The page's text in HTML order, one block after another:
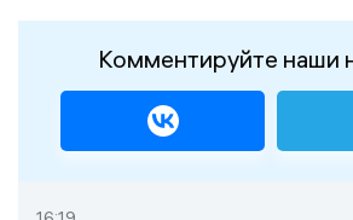
Комментируйте наши